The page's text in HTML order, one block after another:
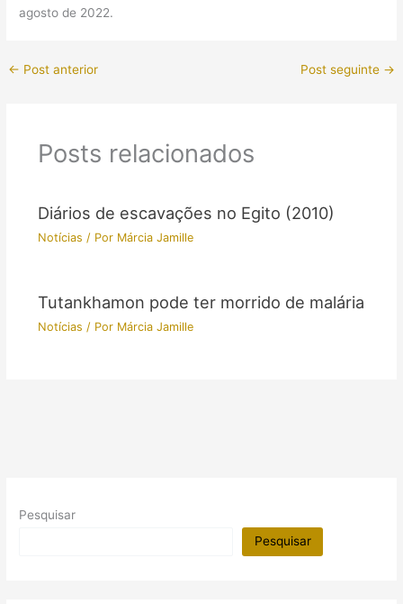
agosto de 2022.
← Post anterior Post seguinte →
Posts relacionados
Diários de escavações no Egito (2010)
Notícias / Por Márcia Jamille
Tutankhamon pode ter morrido de malária
Notícias / Por Márcia Jamille
Pesquisar
Pesquisar